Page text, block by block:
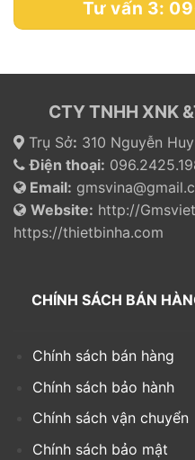
Tư vấn 3:
CTY TNHH XNK
Trụ Sở: 310 Nguyễn
Điện thoại:
Email:
Website: http://
https://thietbinha.com
CHÍNH SÁCH BÁN
Chính sách bán hàng
Chính sách bảo hành
Chính sách vận chuyển
Chính sách bảo mật